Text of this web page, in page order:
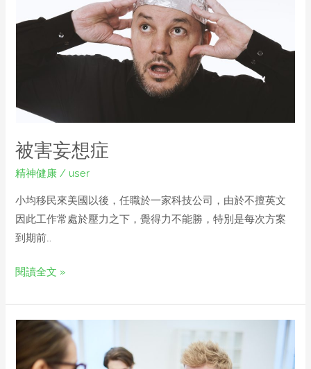
被害妄想症
精神健康 / user
小均移民來美國以後，任職於一家科技公司，由於不擅英文
因此工作常處於壓力之下，覺得力不能勝，特別是每次方案
到期前…
閱讀全文 »